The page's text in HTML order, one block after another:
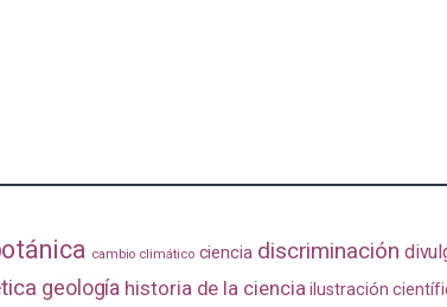
cambio climático ciencia discriminación
geología historia de la ciencia ilustración